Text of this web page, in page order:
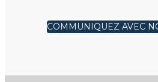
COMMUNIQUEZ AVEC